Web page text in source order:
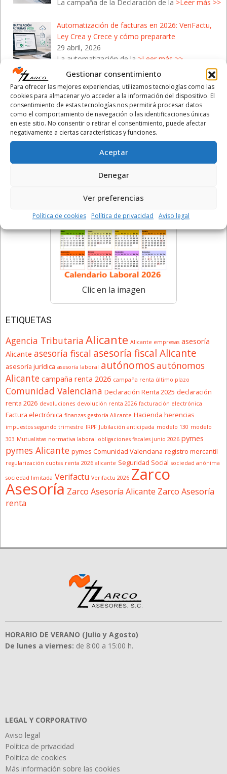
Gestionar consentimiento
Para ofrecer las mejores experiencias, utilizamos tecnologías como las
cookies para almacenar y/o acceder a la información del dispositivo. El
consentimiento de estas tecnologías nos permitirá procesar datos
como el comportamiento de navegación o las identificaciones únicas
en este sitio. No consentir o retirar el consentimiento, puede afectar
negativamente a ciertas características y funciones.
Aceptar
Denegar
Ver preferencias
Política de cookies Política de privacidad Aviso legal
La campaña de la Declaración de la >Leer más >>
Automatización de facturas en 2026: VeriFactu,
Ley Crea y Crece y cómo prepararte
29 abril, 2026
La automatización de la >Leer más >>
Campaña de la Renta 2026: Cómo protegerte de
las estafas de Hacienda
28 abril, 2026
Con el inicio de la Campaña de la>Leer más >>
Calendario Laboral 2026
Clic en la imagen
ETIQUETAS
Agencia Tributaria Alicante Alicante empresas asesoría
Alicante asesoría fiscal asesoría fiscal Alicante
asesoría jurídica asesoría laboral autónomosautónomos
Alicante campaña renta 2026 campaña renta último plazo
Comunidad Valenciana Declaración Renta 2025 declaración
renta 2026 devoluciones devolución renta 2026 facturación electrónica
Factura electrónica finanzas gestoría Alicante Hacienda herencias
impuestos segundo trimestre IRPF Jubilación anticipada modelo 130 modelo
303 Mutualistas normativa laboral obligaciones fiscales junio 2026 pymes
pymes Alicante pymes Comunidad Valenciana registro mercantil
regularización cuotas renta 2026 alicante Seguridad Social sociedad anónima
sociedad limitada Verifactu Verifactu 2026 Zarco
Asesoría Zarco Asesoría Alicante Zarco Asesoría
renta
HORARIO DE VERANO (Julio y Agosto)
De lunes a viernes: de 8:00 a 15:00 h.
LEGAL Y CORPORATIVO
Aviso legal
Política de privacidad
Política de cookies
Más información sobre las cookies